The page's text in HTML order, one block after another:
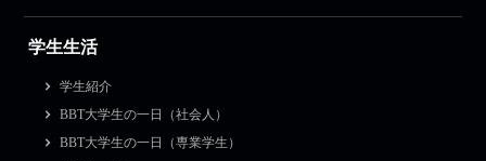
学生生活
学生紹介
BBT大学生の一日（社会人）
BBT大学生の一日（専業学生）